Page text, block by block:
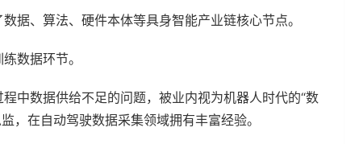
据、算法、硬件本体等具身智能产业链核心节点。
数据环节。
中数据供给不足的问题，被业内视为机器人时代的“数
，在自动驾驶数据采集领域拥有丰富经验。